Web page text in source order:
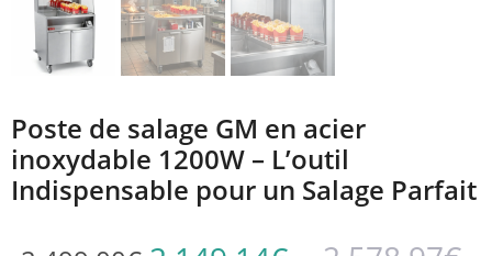
Poste de salage GM en acier
inoxydable 1200W – L’outil
Indispensable pour un Salage Parfait